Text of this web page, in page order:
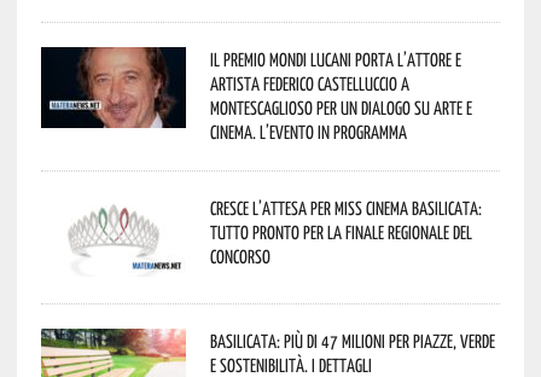
Il Premio Mondi Lucani porta l’attore e
artista Federico Castelluccio a
Montescaglioso per un dialogo su arte e
cinema. L’evento in programma
Cresce l’attesa per Miss Cinema Basilicata:
tutto pronto per la finale regionale del
concorso
Basilicata: più di 47 milioni per piazze, verde
e sostenibilità. I dettagli